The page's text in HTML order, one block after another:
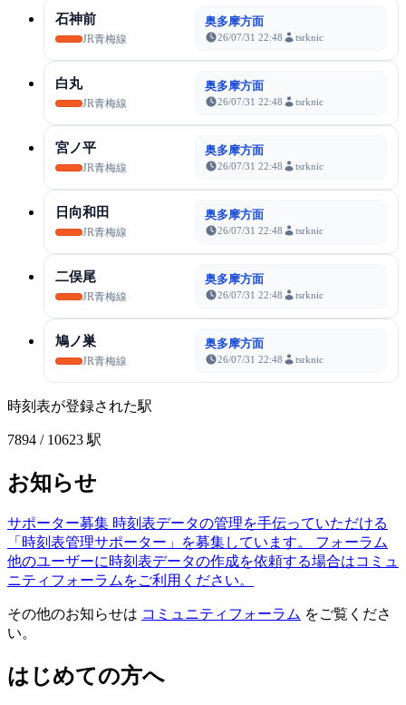
石神前
JR青梅線
奥多摩方面
26/07/31 22:48 tsrknic
白丸
JR青梅線
奥多摩方面
26/07/31 22:48 tsrknic
宮ノ平
JR青梅線
奥多摩方面
26/07/31 22:48 tsrknic
日向和田
JR青梅線
奥多摩方面
26/07/31 22:48 tsrknic
二俣尾
JR青梅線
奥多摩方面
26/07/31 22:48 tsrknic
鳩ノ巣
JR青梅線
奥多摩方面
26/07/31 22:48 tsrknic
時刻表が登録された駅
7894 / 10623 駅
お知らせ
サポーター募集 時刻表データの管理を手伝っていただける
「時刻表管理サポーター」を募集しています。
フォーラム
他のユーザーに時刻表データの作成を依頼する場合はコミュ
ニティフォーラムをご利用ください。
その他のお知らせは コミュニティフォーラム をご覧くださ
い。
はじめての方へ